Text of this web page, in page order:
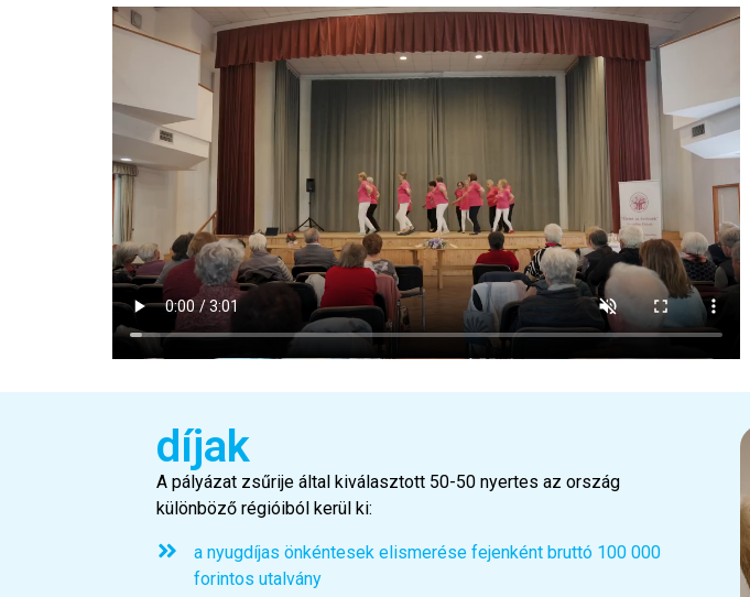
díjak
A pályázat zsűrije által kiválasztott 50-50 nyertes az ország
különböző régióiból kerül ki:
a nyugdíjas önkéntesek elismerése fejenként bruttó 100 000
forintos utalvány